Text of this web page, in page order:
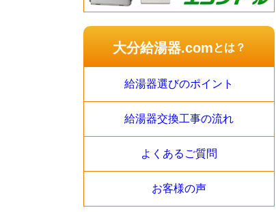
大分給湯器.comとは？
給湯器選びのポイント
給湯器交換工事の流れ
よくあるご質問
お客様の声